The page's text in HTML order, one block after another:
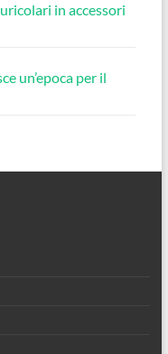
in accessori
un’epoca per il